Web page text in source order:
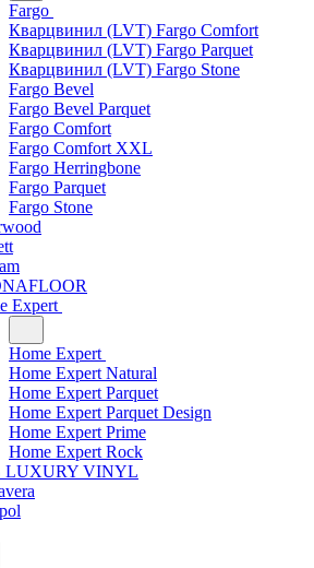
Fargo
Кварцвинил (LVT) Fargo Comfort
Кварцвинил (LVT) Fargo Parquet
Кварцвинил (LVT) Fargo Stone
Fargo Bevel
Fargo Bevel Parquet
Fargo Comfort
Fargo Comfort XXL
Fargo Herringbone
Fargo Parquet
Fargo Stone
Expert
Home Expert
Home Expert Natural
Home Expert Parquet
Home Expert Parquet Design
Home Expert Prime
Home Expert Rock
LUXURY VINYL